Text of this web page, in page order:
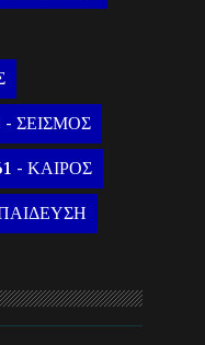
- ΣΕΙΣΜΟΣ
- ΚΑΙΡΟΣ